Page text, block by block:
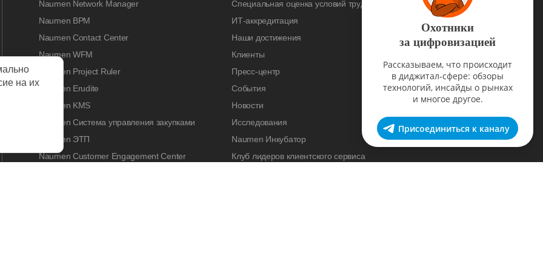
Naumen Network Manager
Naumen BPM
Naumen Contact Center
Naumen WFM
Naumen Project Ruler
Naumen Erudite
Naumen KMS
Naumen Система управления закупками
Naumen ЭТП
Naumen Customer Engagement Center
Специальная оценка условий труда
ИТ-аккредитация
Наши достижения
Клиенты
Пресс-центр
События
Новости
Исследования
Naumen Инкубатор
Клуб лидеров клиентского сервиса
на их
Охотники
за цифровизацией
Рассказываем, что происходит
в диджитал-сфере: обзоры
технологий, инсайды о рынках
и многое другое.
Присоединиться к каналу